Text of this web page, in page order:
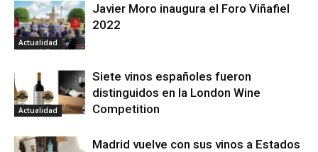
Actualidad
Javier Moro inaugura el Foro Viñafiel
2022
Actualidad
Siete vinos españoles fueron
distinguidos en la London Wine
Competition
Madrid vuelve con sus vinos a Estados